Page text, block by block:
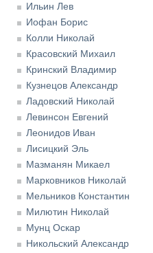
Ильин Лев
Иофан Борис
Колли Николай
Красовский Михаил
Кринский Владимир
Кузнецов Александр
Ладовский Николай
Левинсон Евгений
Леонидов Иван
Лисицкий Эль
Мазманян Микаел
Марковников Николай
Мельников Константин
Милютин Николай
Мунц Оскар
Никольский Александр